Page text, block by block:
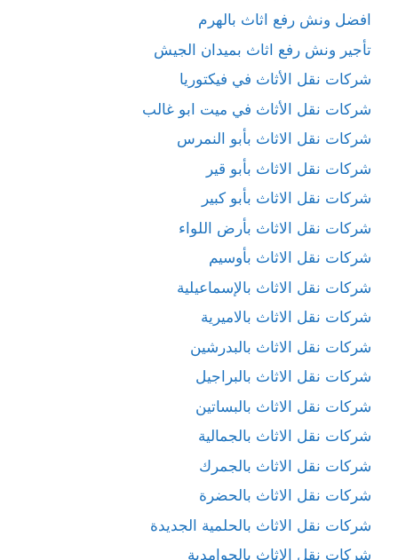
افضل ونش رفع اثاث بالهرم
تأجير ونش رفع اثاث بميدان الجيش
شركات نقل الأثاث في فيكتوريا
شركات نقل الأثاث في ميت ابو غالب
شركات نقل الاثاث بأبو النمرس
شركات نقل الاثاث بأبو قير
شركات نقل الاثاث بأبو كبير
شركات نقل الاثاث بأرض اللواء
شركات نقل الاثاث بأوسيم
شركات نقل الاثاث بالإسماعيلية
شركات نقل الاثاث بالاميرية
شركات نقل الاثاث بالبدرشين
شركات نقل الاثاث بالبراجيل
شركات نقل الاثاث بالبساتين
شركات نقل الاثاث بالجمالية
شركات نقل الاثاث بالجمرك
شركات نقل الاثاث بالحضرة
شركات نقل الاثاث بالحلمية الجديدة
شركات نقل الاثاث بالحوامدية